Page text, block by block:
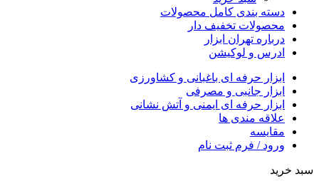
دسته بندی کامل محصولات
محصولات تخفیف دار
درباره تهران ابزار
ادرس و لوکیشن
ابزار حرفه ای باغبانی و کشاورزی
ابزار جانبی و مصرفی
ابزار حرفه ای ایمنی و آتش نشانی
علاقه مندی ها
مقایسه
ورود / فرم ثبت نام
سبد خرید